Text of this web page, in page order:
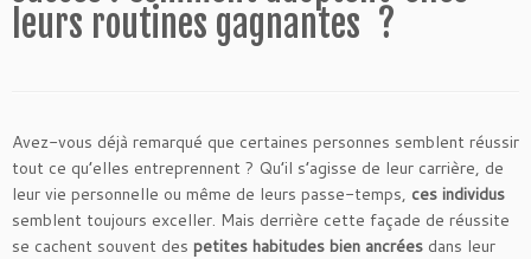
leurs routines gagnantes ?
Avez-vous déjà remarqué que certaines personnes semblent réussir
tout ce qu’elles entreprennent ? Qu’il s’agisse de leur carrière, de
leur vie personnelle ou même de leurs passe-temps, ces individus
semblent toujours exceller. Mais derrière cette façade de réussite
se cachent souvent des petites habitudes bien ancrées dans leur